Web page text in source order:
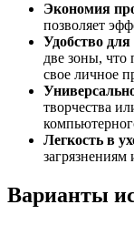
Экономия
позволяет
Удобство для
две зоны, что
свое личное
творчества
Легкость в
загрязнениям
Варианты